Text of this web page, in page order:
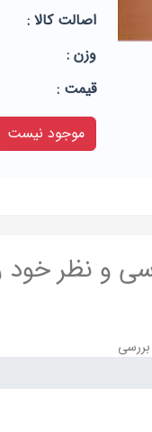
اصالت کالا :
وزن :
قيمت :
موجود نیست
و نظر خود